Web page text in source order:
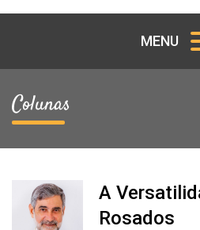
MENU
Colunas
A
Rosados